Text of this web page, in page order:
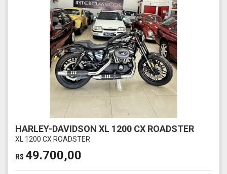
HARLEY-DAVIDSON XL 1200 CX ROADSTER
XL 1200 CX ROADSTER
R$ 49.700,00